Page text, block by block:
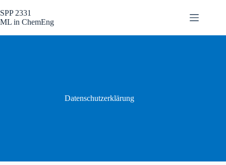
to
content
SPP 2331
ML in ChemEng
Datenschutzerklärung